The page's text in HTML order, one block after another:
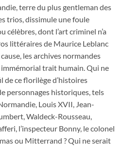
terre du plus gentleman des
trios, dissimule une foule
célèbres, dont l’art criminel n’a
littéraires de Maurice Leblanc
les archives normandes
trait humain. Qui ne
de ce florilège d’histoires
personnages historiques, tels
Louis XVII, Jean-
Waldeck-Rousseau,
l’inspecteur Bonny, le colonel
ou Mitterrand ? Qui ne serait